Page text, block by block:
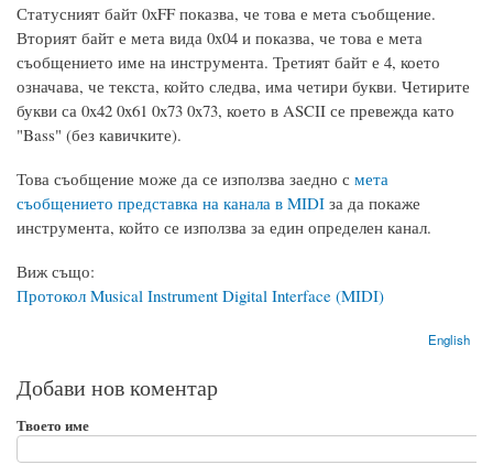
Статусният байт 0xFF показва, че това е мета съобщение.
Вторият байт е мета вида 0x04 и показва, че това е мета
съобщението име на инструмента. Третият байт е 4, което
означава, че текста, който следва, има четири букви. Четирите
букви са 0x42 0x61 0x73 0x73, което в ASCII се превежда като
"Bass" (без кавичките).
Това съобщение може да се използва заедно с мета
съобщението представка на канала в MIDI за да покаже
инструмента, който се използва за един определен канал.
Виж също:
Протокол Musical Instrument Digital Interface (MIDI)
English
Добави нов коментар
Твоето име